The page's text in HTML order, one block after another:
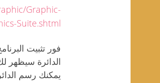
Graphic-
Suite.shtml
فور تثبيت
الدائرة سيظهر
يمكنك رسم